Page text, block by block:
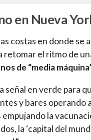
en Nueva
costas en donde se
retomar el ritmo de
de “media
señal en verde para
y bares operando
la
la ‘capital del